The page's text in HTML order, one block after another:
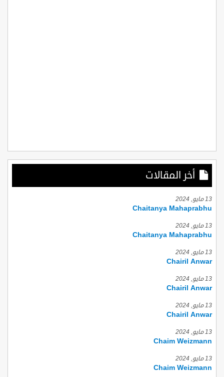
أخر المقالات
13 مايو, 2024
Chaitanya Mahaprabhu
13 مايو, 2024
Chaitanya Mahaprabhu
13 مايو, 2024
Chairil Anwar
13 مايو, 2024
Chairil Anwar
13 مايو, 2024
Chairil Anwar
13 مايو, 2024
Chaim Weizmann
13 مايو, 2024
Chaim Weizmann